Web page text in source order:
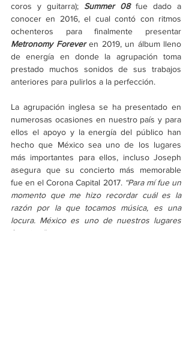
coros y guitarra); Summer 08 fue dado a
conocer en 2016, el cual contó con ritmos
Metronomy Forever en 2019, un álbum lleno
de energía en donde la agrupación toma
prestado muchos sonidos de sus trabajos
anteriores para pulirlos a la perfección.
La agrupación inglesa se ha presentado en
numerosas ocasiones en nuestro país y para
ellos el apoyo y la energía del público han
hecho que México sea uno de los lugares
más importantes para ellos, incluso Joseph
asegura que su concierto más memorable
fue en el Corona Capital 2017. “Para mí fue un
momento que me hizo recordar cuál es la
razón por la que tocamos música, es una
locura. México es uno de nuestros lugares
favoritos”.